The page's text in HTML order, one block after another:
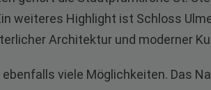
weiteres Highlight ist Schloss
Architektur und moderner
viele Möglichkeiten. Das